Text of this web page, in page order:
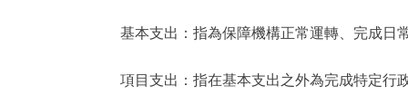
基本支出：指為保障機構正常運轉、完成日
項目支出：指在基本支出之外為完成特定行